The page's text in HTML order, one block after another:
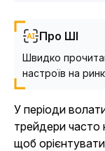
Про ШІ
Швидко
настроїв на
У періоди
трейдери часто
щоб